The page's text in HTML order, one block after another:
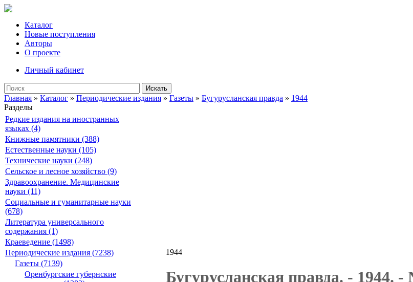
Каталог
Новые поступления
Авторы
О проекте
Личный кабинет
Искать
Главная » Каталог » Периодические издания » Газеты » Бугурусланская правда » 1944
Разделы
Редкие издания на иностранных
языках (4)
Книжные памятники (388)
Естественные науки (105)
Технические науки (248)
Сельское и лесное хозяйство (9)
Здравоохранение. Медицинские
науки (11)
Социальные и гуманитарные науки
(678)
Литература универсального
содержания (1)
Краеведение (1498)
Периодические издания (7238)
Газеты (7139)
Оренбургские губернские
1944
Бугурусланская правда. - 1944.